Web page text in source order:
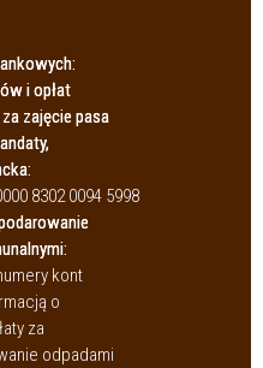
i opłat
zajęcie pasa
8302 0094 5998
kont
o
za
odpadami